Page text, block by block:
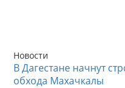
Новости
В Дагестане начнут
обхода Махачкалы